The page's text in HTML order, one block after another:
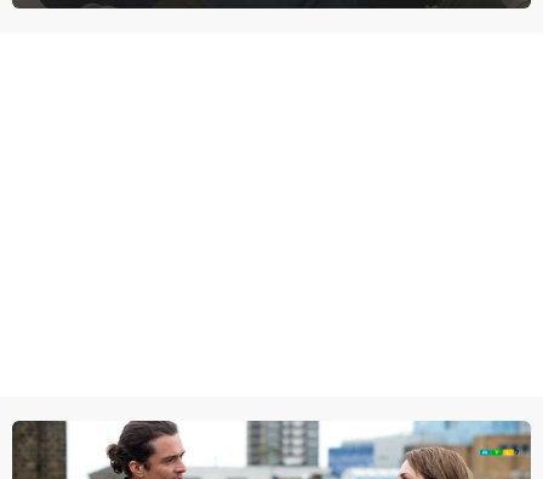
inmiddels supergespierd en werkzaam voor de CIA, Calvins hulp